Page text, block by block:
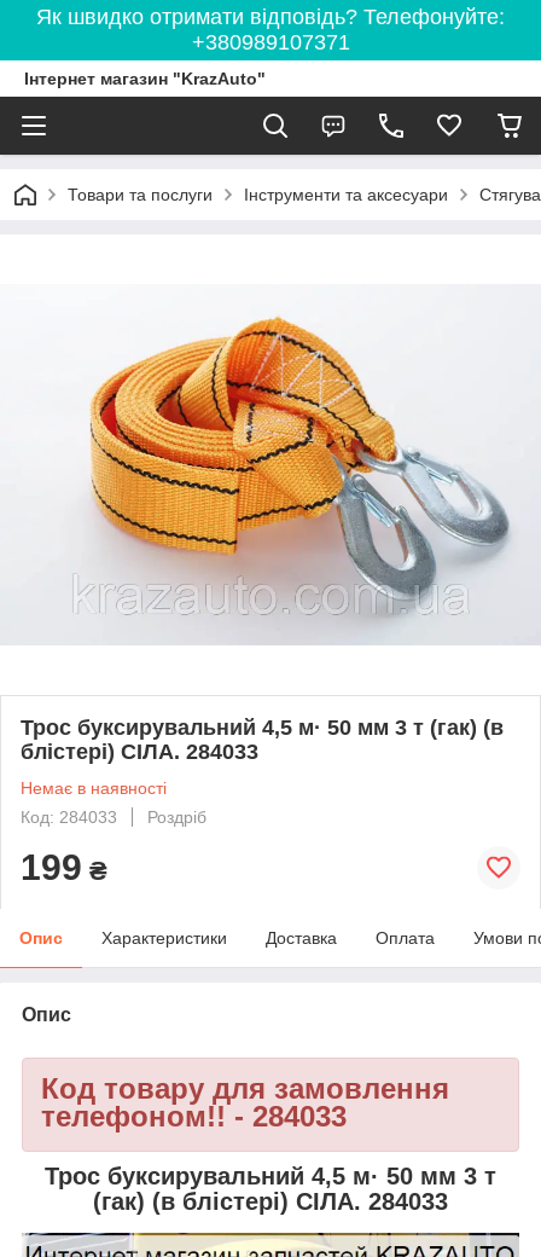
Як швидко отримати відповідь? Телефонуйте:
+380989107371
Інтернет магазин "KrazAuto"
Товари та послуги Інструменти та аксесуари
Трос буксирувальний 4,5 м· 50 мм 3 т (гак) (в
блістері) СІЛА. 284033
Немає в наявності
Код: 284033
Роздріб
199 ₴
Опис Характеристики Доставка Оплата Умови
Опис
Код товару для замовлення
телефоном!! - 284033
Трос буксирувальний 4,5 м· 50 мм 3 т
(гак) (в блістері) СІЛА. 284033